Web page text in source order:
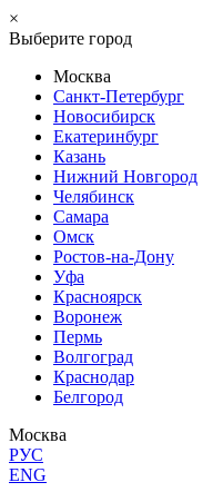
×
Выберите город
Москва
Санкт-Петербург
Новосибирск
Екатеринбург
Казань
Нижний Новгород
Челябинск
Самара
Омск
Ростов-на-Дону
Уфа
Красноярск
Воронеж
Пермь
Волгоград
Краснодар
Белгород
Москва
РУС
ENG